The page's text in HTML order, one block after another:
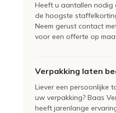
Heeft u aantallen nodig
de hoogste
Neem gerust contact
voor een offerte op
Verpakking laten
Liever een persoonlijke
uw verpakking? Baas
heeft jarenlange